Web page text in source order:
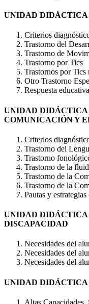
UNIDAD DIDÁCTICA
Criterios
Trastorno del
Trastorno de
Trastorno por Tics
Trastornos por Tics
Otro Trastorno
Respuesta
UNIDAD DIDÁCTICA
COMUNICACIÓN Y
Criterios
Trastorno del
Trastorno
Trastorno de la
Trastorno de la
Trastorno de la
Pautas y
UNIDAD DIDÁCTICA
DISCAPACIDAD
Necesidades del
Necesidades del
Necesidades del
UNIDAD DIDÁCTICA
Altas